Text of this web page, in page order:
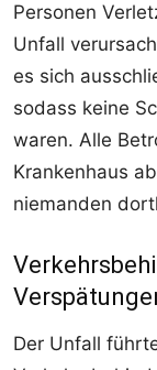
Personen
Unfall
es sich
sodass keine
waren. Alle
Krankenhaus
niemanden
Der Unfall